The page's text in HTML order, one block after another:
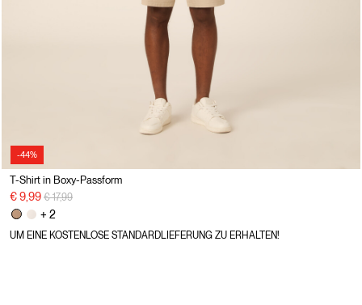
-44%
T-Shirt in Boxy-Passform
€ 9,99 Preisreduzierung von
€ 17,99auf
+ 2
UM EINE KOSTENLOSE STANDARDLIEFERUNG ZU ERHALTEN!